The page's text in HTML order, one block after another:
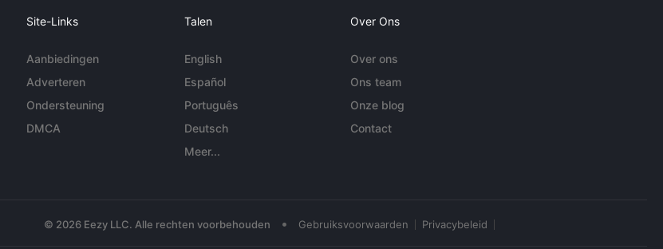
Site-Links
Aanbiedingen
Adverteren
Ondersteuning
DMCA
Talen
English
Español
Português
Deutsch
Meer...
Over Ons
Over ons
Ons team
Onze blog
Contact
© 2026 Eezy LLC. Alle rechten voorbehouden • Gebruiksvoorwaarden Privacybeleid